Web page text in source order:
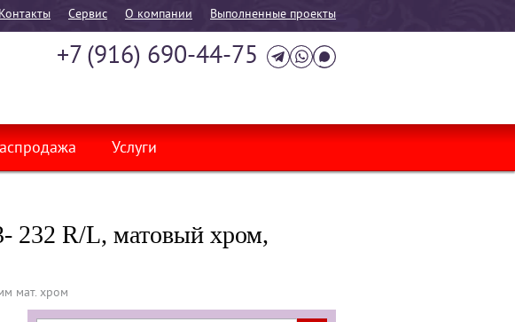
Контакты Cервис О компании Выполненные проекты
+7 (916) 690-44-75
Услуги
232 R/L, матовый хром,
мат. хром